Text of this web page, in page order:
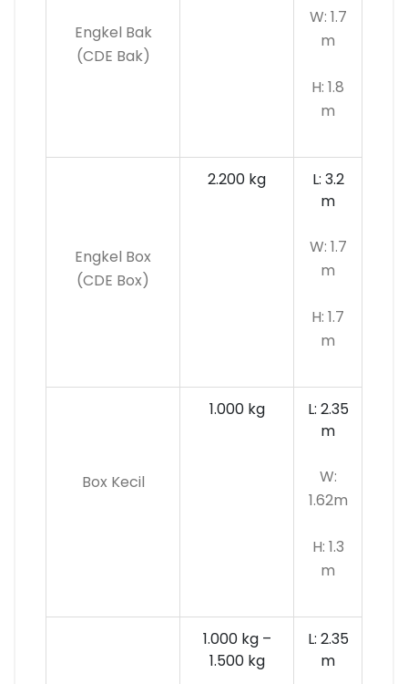
Engkel Bak
(CDE Bak)
W: 1.7
m
H: 1.8
m
Engkel Box
(CDE Box)
2.200 kg
L: 3.2
m
W: 1.7
m
H: 1.7
m
Box Kecil
1.000 kg
L: 2.35
m
W:
1.62m
H: 1.3
m
1.000 kg –
1.500 kg
L: 2.35
m